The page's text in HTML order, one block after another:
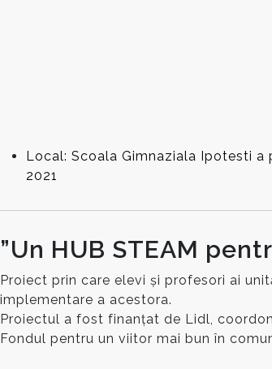
Local: Scoala Gimnaziala Ipotesti
2021
”Un HUB STEAM
Proiect prin care elevi și profesori ai
implementare a acestora.
Proiectul a fost finanțat de Lidl,
Fondul pentru un viitor mai bun în